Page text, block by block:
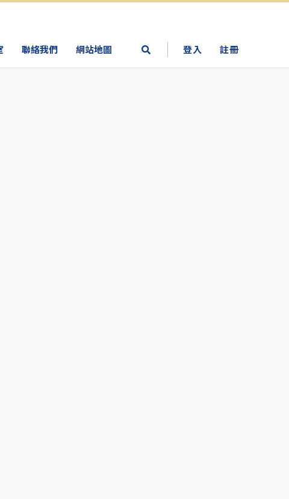
聯絡我們 網站地圖 登入 註冊